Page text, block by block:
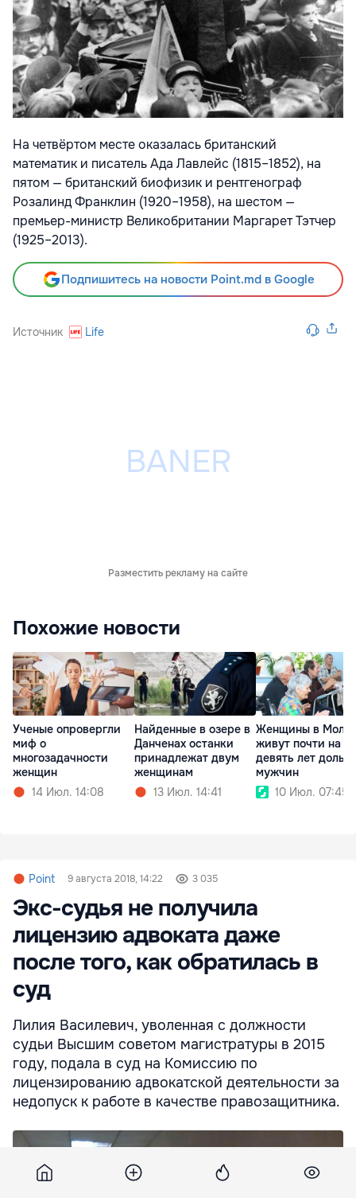
На четвёртом месте оказалась британский
математик и писатель Ада Лавлейс (1815–1852), на
пятом — британский биофизик и рентгенограф
Розалинд Франклин (1920–1958), на шестом —
премьер-министр Великобритании Маргарет Тэтчер
(1925–2013).
Подпишитесь на новости Point.md в Google
Источник Life
Разместить рекламу на сайте
Похожие новости
Ученые опровергли
миф о
многозадачности
женщин
14 Июл. 14:08
Найденные в озере в
Данченах останки
принадлежат двум
женщинам
13 Июл. 14:41
Женщины в
живут почти на
девять лет
мужчин
10 Июл. 07:45
Point 9 августа 2018, 14:22 3 035
Экс-судья не получила
лицензию адвоката даже
после того, как обратилась в
суд
Лилия Василевич, уволенная с должности
судьи Высшим советом магистратуры в 2015
году, подала в суд на Комиссию по
лицензированию адвокатской деятельности за
недопуск к работе в качестве правозащитника.